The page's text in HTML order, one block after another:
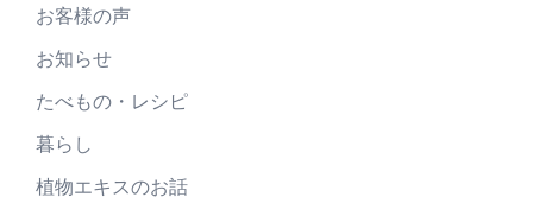
お客様の声
お知らせ
たべもの・レシピ
暮らし
植物エキスのお話